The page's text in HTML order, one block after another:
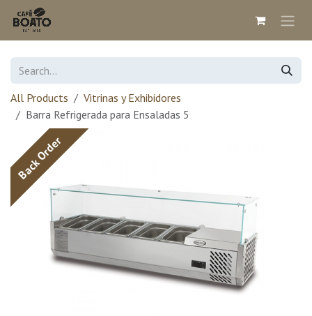
Skip to Content
All Products
Vitrinas y Exhibidores
Barra Refrigerada para Ensaladas 5
Back Order